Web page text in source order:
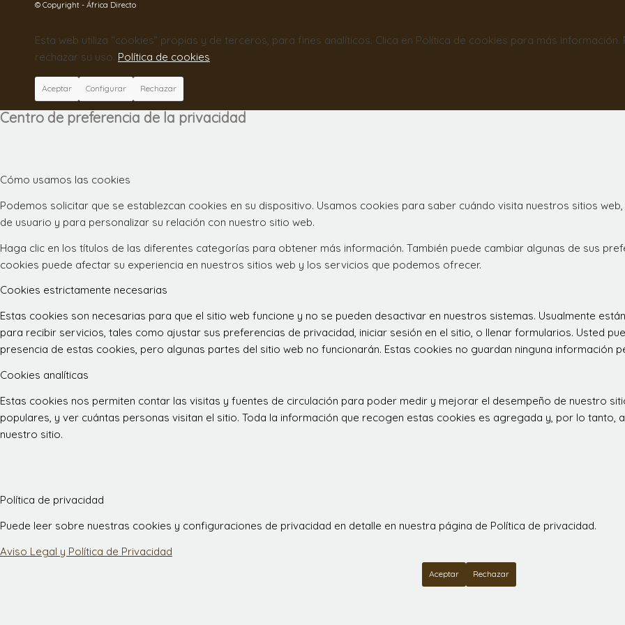
© Copyright - África Directo
Esta web utiliza “cookies” propias y de terceros, para fines analíticos. Clica en Política de cookies para más
rechazar su uso. Política de cookies
Aceptar Configurar Rechazar
Centro de preferencia de la privacidad
Cómo usamos las cookies
Podemos solicitar que se establezcan cookies en su dispositivo. Usamos cookies para saber cuándo visita nuestros sitios
de usuario y para personalizar su relación con nuestro sitio web.
Haga clic en los títulos de las diferentes categorías para obtener más información. También puede cambiar algunas de sus
cookies puede afectar su experiencia en nuestros sitios web y los servicios que podemos ofrecer.
Cookies estrictamente necesarias
Estas cookies son necesarias para que el sitio web funcione y no se pueden desactivar en nuestros sistemas. Usualmente
para recibir servicios, tales como ajustar sus preferencias de privacidad, iniciar sesión en el sitio, o llenar formularios. Usted
presencia de estas cookies, pero algunas partes del sitio web no funcionarán. Estas cookies no guardan ninguna información
Cookies analíticas
Estas cookies nos permiten contar las visitas y fuentes de circulación para poder medir y mejorar el desempeño de nuestro
populares, y ver cuántas personas visitan el sitio. Toda la información que recogen estas cookies es agregada y, por lo
nuestro sitio.
Política de privacidad
Puede leer sobre nuestras cookies y configuraciones de privacidad en detalle en nuestra página de Política de privacidad.
Aviso Legal y Política de Privacidad
Aceptar Rechazar